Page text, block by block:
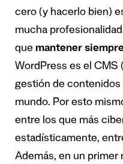
cero (y hacerlo bien)
mucha
que mantener
WordPress es el CMS
gestión de contenidos
mundo. Por esto
entre los que más
estadísticamente,
Además, en un primer